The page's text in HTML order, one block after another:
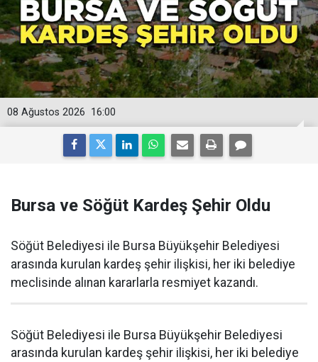
16:00
08 Ağustos 2026
Bursa ve Söğüt Kardeş Şehir Oldu
Söğüt Belediyesi ile Bursa Büyükşehir Belediyesi
arasında kurulan kardeş şehir ilişkisi, her iki belediye
meclisinde alınan kararlarla resmiyet kazandı.
Söğüt Belediyesi ile Bursa Büyükşehir Belediyesi
arasında kurulan kardeş şehir ilişkisi, her iki belediye